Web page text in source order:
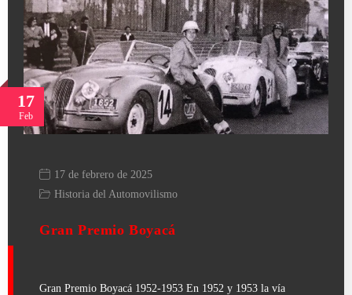
17
Feb
17 de febrero de 2025
Historia del Automovilismo
Gran Premio Boyacá
Gran Premio Boyacá 1952-1953 En 1952 y 1953 la vía